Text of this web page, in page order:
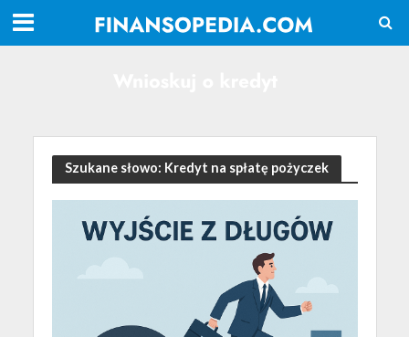
Szukane słowo: Kredyt na spłatę pożyczek